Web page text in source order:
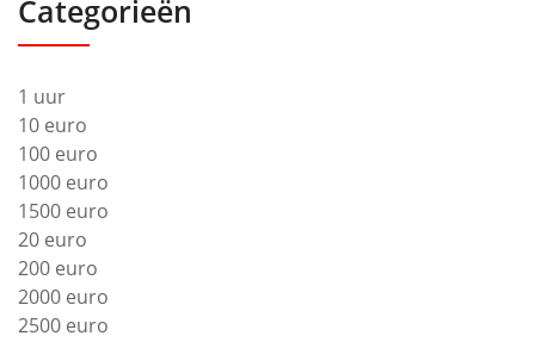
Categorieën
1 uur
10 euro
100 euro
1000 euro
1500 euro
20 euro
200 euro
2000 euro
2500 euro